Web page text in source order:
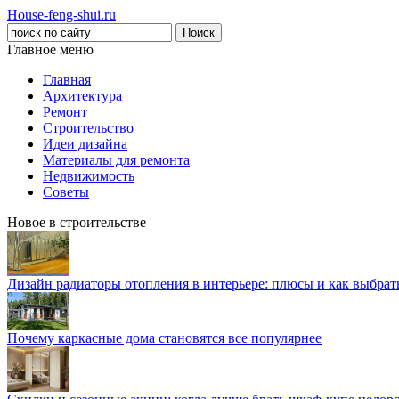
House-feng-shui.ru
Главное меню
Главная
Архитектура
Ремонт
Строительство
Идеи дизайна
Материалы для ремонта
Недвижимость
Советы
Новое в строительстве
Дизайн радиаторы отопления в интерьере: плюсы и как
Почему каркасные дома становятся все популярнее